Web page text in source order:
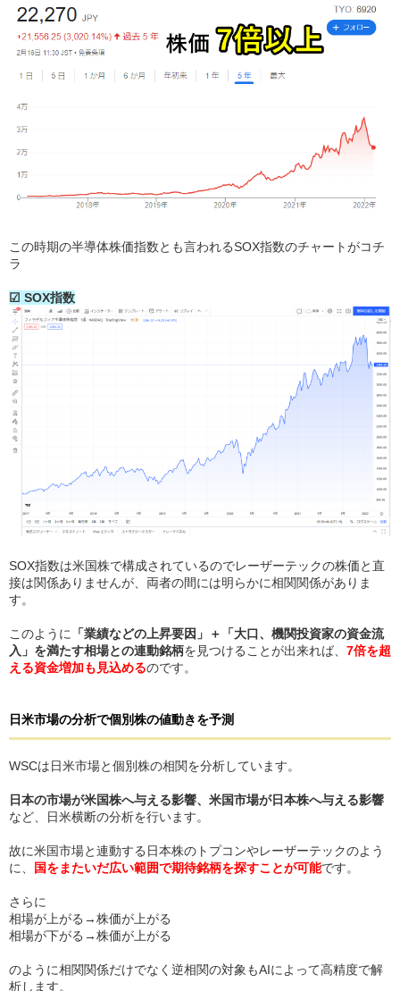
この時期の半導体株価指数とも言われるSOX指数のチャートがコチ
ラ
☑ SOX指数
SOX指数は米国株で構成されているのでレーザーテックの株価と直
接は関係ありませんが、両者の間には明らかに相関関係がありま
す。
このように 「業績などの上昇要因」＋「大口、機関投資家の資金流
入」を満たす相場との連動銘柄を見つけることが出来れば、 7倍を超
える資金増加も見込めるのです。
日米市場の分析で個別株の値動きを予測
WSCは日米市場と個別株の相関を分析しています。
日本の市場が米国株へ与える影響、米国市場が日本株へ与える影響
など、日米横断の分析を行います。
故に米国市場と連動する日本株のトプコンやレーザーテックのよう
に、
国をまたいだ広い範囲で期待銘柄を探すことが可能です。
さらに
相場が上がる→株価が上がる
相場が下がる→株価が上がる
のように相関関係だけでなく逆相関の対象もAIによって高精度で解
析します。